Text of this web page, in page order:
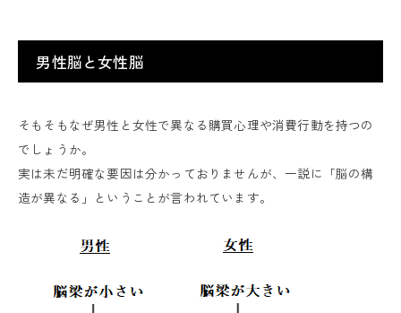
男性脳と女性脳
そもそもなぜ男性と女性で異なる購買心理や消費行動を持つの
でしょうか。
実は未だ明確な要因は分かっておりませんが、一説に「脳の構
造が異なる」ということが言われています。